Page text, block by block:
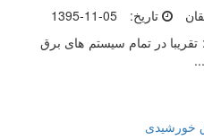
تاریخ:
1395-11-05
در تمام سیستم های برق